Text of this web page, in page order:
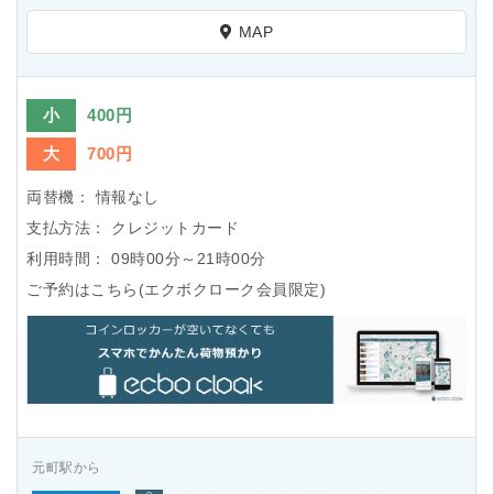
MAP
小 400円
大 700円
両替機：
情報なし
支払方法：
クレジットカード
利用時間：
09時00分～21時00分
ご予約はこちら(エクボクローク会員限定)
元町駅から